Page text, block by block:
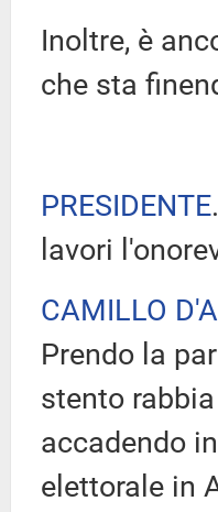
Inoltre, è
che sta
PRESIDENTE
lavori
CAMILLO
Prendo la
stento
accadendo
elettorale in